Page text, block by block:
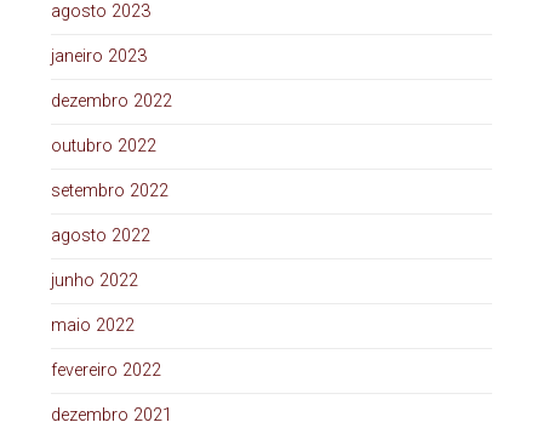
agosto 2023
janeiro 2023
dezembro 2022
outubro 2022
setembro 2022
agosto 2022
junho 2022
maio 2022
fevereiro 2022
dezembro 2021